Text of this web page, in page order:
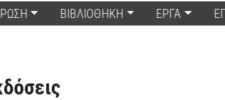
ΒΙΒΛΙΟΘΗΚΗ ΕΡΓΑ